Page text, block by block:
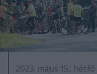
2023. május 15., hétfő